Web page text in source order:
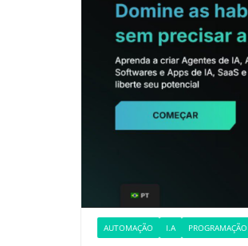
AUTOMAÇÃO I.A PROGRAMAÇÃO